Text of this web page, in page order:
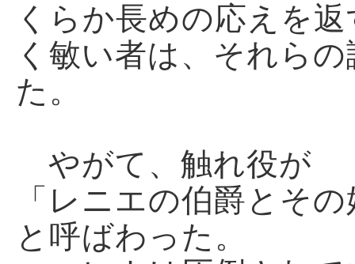
くらか長めの応えを
く敏い者は、それら
た。
やがて、触れ役が
「レニエの伯爵とそ
と呼ばわった。